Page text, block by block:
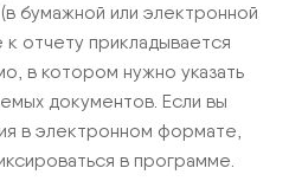
бумажной или электронной
отчету прикладывается
в котором нужно указать
документов. Если вы
в электронном формате,
в программе.